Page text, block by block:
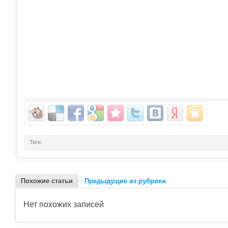
Теги:
Похожие статьи Предыдущие из рубрики
Нет похожих записей